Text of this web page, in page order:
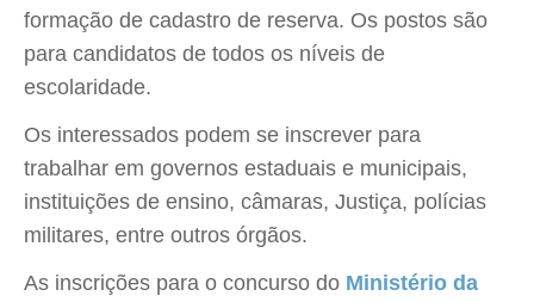
formação de cadastro de reserva. Os postos são
para candidatos de todos os níveis de
escolaridade.
Os interessados podem se inscrever para
trabalhar em governos estaduais e municipais,
instituições de ensino, câmaras, Justiça, polícias
militares, entre outros órgãos.
As inscrições para o concurso do Ministério da